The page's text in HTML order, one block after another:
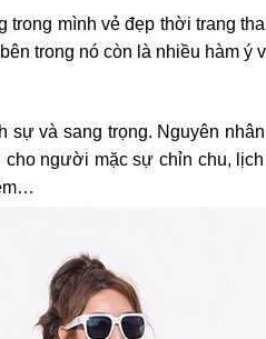
mình vẻ đẹp thời trang
trong nó còn là nhiều hàm ý
sự và sang trọng. Nguyên
người mặc sự chỉn chu,